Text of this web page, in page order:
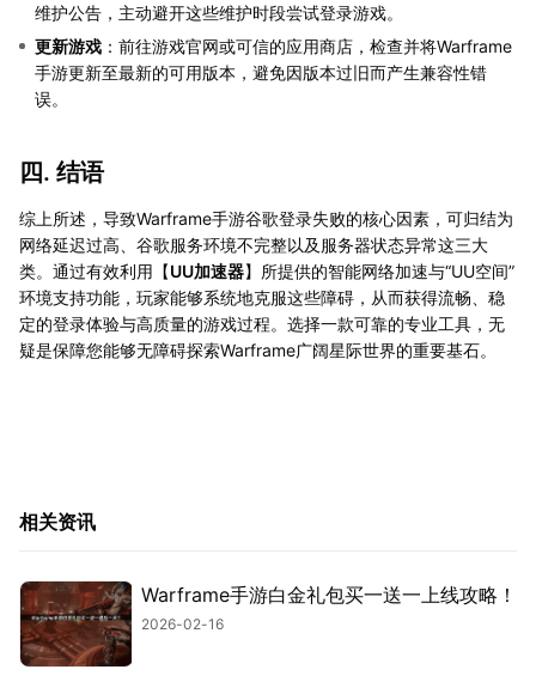
维护公告，主动避开这些维护时段尝试登录游戏。
更新游戏 ：前往游戏官网或可信的应用商店，检查并将Warframe
手游更新至最新的可用版本，避免因版本过旧而产生兼容性错
误。
四. 结语
综上所述，导致Warframe手游谷歌登录失败的核心因素，可归结为
网络延迟过高、谷歌服务环境不完整以及服务器状态异常这三大
类。通过有效利用【UU加速器】所提供的智能网络加速与“UU空间”
环境支持功能，玩家能够系统地克服这些障碍，从而获得流畅、稳
定的登录体验与高质量的游戏过程。选择一款可靠的专业工具，无
疑是保障您能够无障碍探索Warframe广阔星际世界的重要基石。
相关资讯
Warframe手游白金礼包买一送一上线攻略！
2026-02-16